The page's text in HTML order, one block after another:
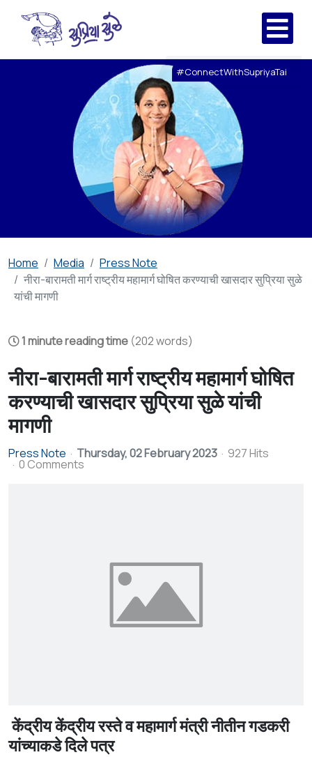
#ConnectWithSupriyaTai
Home Media
Press Note
नीरा-बारामती मार्ग राष्ट्रीय महामार्ग घोषित करण्याची खासदार सुप्रिया सुळे
यांची मागणी
1 minute reading time (202 words)
नीरा-बारामती मार्ग राष्ट्रीय महामार्ग घोषित
करण्याची खासदार सुप्रिया सुळे यांची
मागणी
Press Note Thursday, 02 February 2023 927 Hits
0 Comments
केंद्रीय केंद्रीय रस्ते व महामार्ग मंत्री नीतीन गडकरी
यांच्याकडे दिले पत्र